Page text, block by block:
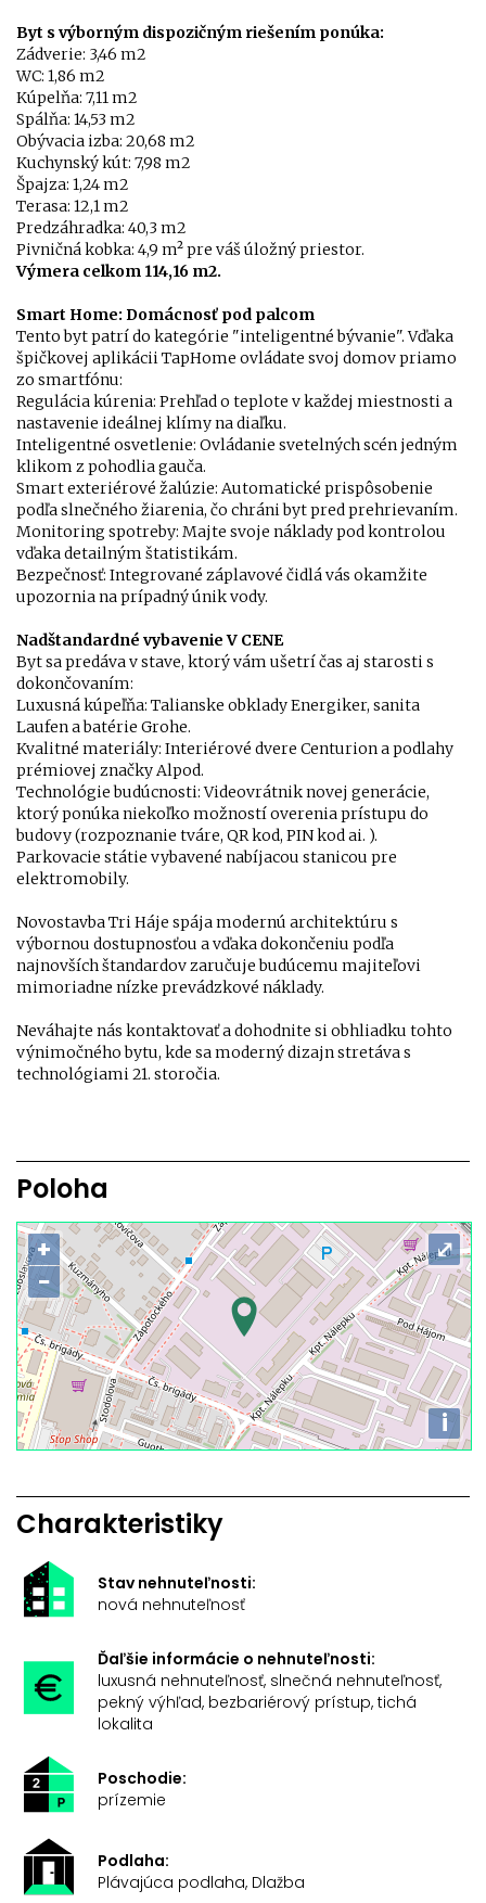
Byt s výborným dispozičným riešením ponúka:
Zádverie: 3,46 m2
WC: 1,86 m2
Kúpelňa: 7,11 m2
Spálňa: 14,53 m2
Obývacia izba: 20,68 m2
Kuchynský kút: 7,98 m2
Špajza: 1,24 m2
Terasa: 12,1 m2
Predzáhradka: 40,3 m2
Pivničná kobka: 4,9 m² pre váš úložný priestor.
Výmera celkom 114,16 m2.
Smart Home: Domácnosť pod palcom
Tento byt patrí do kategórie "inteligentné bývanie". Vďaka
špičkovej aplikácii TapHome ovládate svoj domov priamo
zo smartfónu:
Regulácia kúrenia: Prehľad o teplote v každej miestnosti a
nastavenie ideálnej klímy na diaľku.
Inteligentné osvetlenie: Ovládanie svetelných scén jedným
klikom z pohodlia gauča.
Smart exteriérové žalúzie: Automatické prispôsobenie
podľa slnečného žiarenia, čo chráni byt pred prehrievaním.
Monitoring spotreby: Majte svoje náklady pod kontrolou
vďaka detailným štatistikám.
Bezpečnosť: Integrované záplavové čidlá vás okamžite
upozornia na prípadný únik vody.
Nadštandardné vybavenie V CENE
Byt sa predáva v stave, ktorý vám ušetrí čas aj starosti s
dokončovaním:
Luxusná kúpeľňa: Talianske obklady Energiker, sanita
Laufen a batérie Grohe.
Kvalitné materiály: Interiérové dvere Centurion a podlahy
prémiovej značky Alpod.
Technológie budúcnosti: Videovrátnik novej generácie,
ktorý ponúka niekoľko možností overenia prístupu do
budovy (rozpoznanie tváre, QR kod, PIN kod ai. ).
Parkovacie státie vybavené nabíjacou stanicou pre
elektromobily.
Novostavba Tri Háje spája modernú architektúru s
výbornou dostupnosťou a vďaka dokončeniu podľa
najnovších štandardov zaručuje budúcemu majiteľovi
mimoriadne nízke prevádzkové náklady.
Neváhajte nás kontaktovať a dohodnite si obhliadku tohto
výnimočného bytu, kde sa moderný dizajn stretáva s
technológiami 21. storočia.
Poloha
+
−
i
⤢
Charakteristiky
Stav nehnuteľnosti:
nová nehnuteľnosť
Ďaľšie informácie o nehnuteľnosti:
luxusná nehnuteľnosť, slnečná nehnuteľnosť,
pekný výhľad, bezbariérový prístup, tichá
lokalita
Poschodie:
prízemie
Podlaha:
Plávajúca podlaha, Dlažba